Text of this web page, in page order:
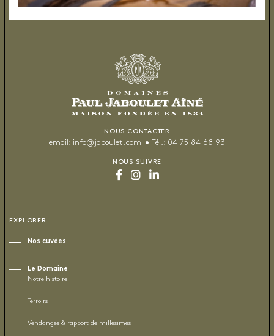
NOUS CONTACTER
email: info@jaboulet.com Tél.: 04 75 84 68 93
NOUS SUIVRE
EXPLORER
Nos cuvées
Le Domaine
Notre histoire
Terroirs
Vendanges & rapport de millésimes